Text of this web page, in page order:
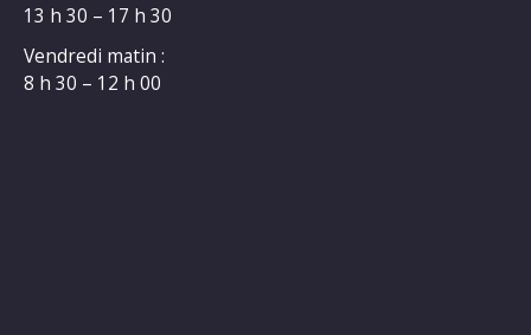
13 h 30 – 17 h 30
Vendredi matin :
8 h 30 – 12 h 00